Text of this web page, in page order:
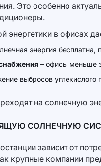
Это особенно
энергетики в офисах
энергия бесплатна,
– офисы меньше
выбросов углекислого
на солнечную
СОЛНЕЧНУЮ
зависит от
крупные компании